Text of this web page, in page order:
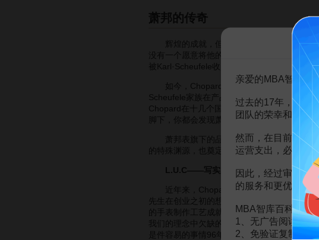
萧邦的传奇
辉煌的成就，但他的后代们并不想分享其对
没有一个愿意将他的传统继承下去。与此同
被Karl·Scheufele收购，从而得以使这一品牌
如今，Chopard仍然是以家族企业的 形式
Scheufele家族在产品设计上所表现的出众
创造
Chopard在十几个国家开设了子公司 ，而手
脚下，你都会发现萧邦表华贵而时尚的身影。
萧邦表旗下的品牌不可谓不多，其中最经
的特殊渊源，也奠定了它们作为主打表的地位。
L.U.C——写实系列
近年来，Chopard推出了一款男士手表系
先生在创业之初的想法有关。L.U.C系列手表
的手表制作工艺成就了一座里程碑。 公司总
我们的理念中欠缺的部分。”生产自己的机芯
是件容易的事情96年，公司在弗洛伊利尔——
亲爱的MBA智库百
过去的17年，百科
团队的荣幸和骄傲。
然而，在目前越来
运营支出，必然会
因此，经过审慎地
的服务和更优质的
MBA智库百科VIP会
1、无广告阅读；
2、免验证复制。